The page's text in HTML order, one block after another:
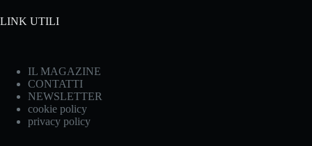
LINK UTILI
IL MAGAZINE
CONTATTI
NEWSLETTER
cookie policy
privacy policy